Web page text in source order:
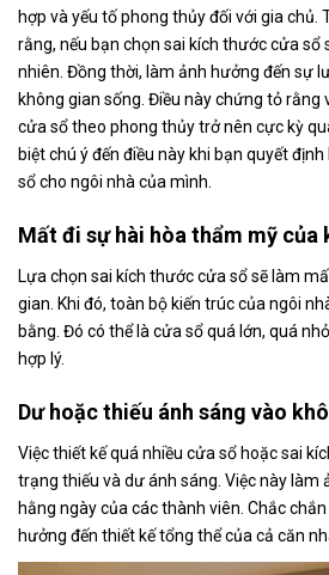
hợp và yếu tố phong thủy đối với gia chủ.
rằng, nếu bạn chọn sai kích thước cửa sổ
nhiên. Đồng thời, làm ảnh hưởng đến sự
không gian sống. Điều này chứng tỏ rằng
cửa sổ theo phong thủy trở nên cực kỳ
biệt chú ý đến điều này khi bạn quyết
sổ cho ngôi nhà của mình.
Mất đi sự hài hòa thẩm mỹ của
Lựa chọn sai kích thước cửa sổ sẽ làm
gian. Khi đó, toàn bộ kiến trúc của ngôi
bằng. Đó có thể là cửa sổ quá lớn, quá
hợp lý.
Dư hoặc thiếu ánh sáng vào
Việc thiết kế quá nhiều cửa sổ hoặc sai
trạng thiếu và dư ánh sáng. Việc này làm
hằng ngày của các thành viên. Chắc
hưởng đến thiết kế tổng thể của cả căn